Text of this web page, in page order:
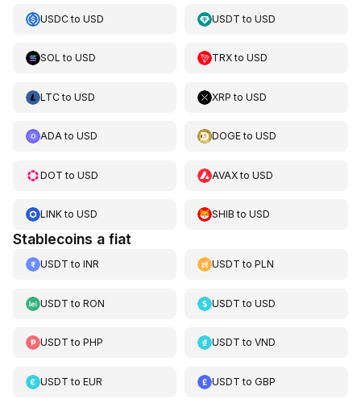
USDCto USD USDT toUSD
SOL to USD TRXtoUSD
LTCto USD XRP toUSD
ADAto USD DOGEtoUSD
DOT to USD AVAXtoUSD
LINKto USD SHIB toUSD
Stablecoins a fiat
USDT to INR USDT toPLN
USDT to RON USDT toUSD
USDT to PHP USDT toVND
USDT to EUR USDT toGBP